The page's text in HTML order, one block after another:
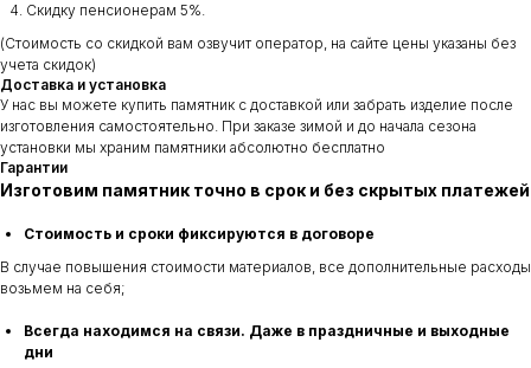
Скидку пенсионерам 5%.
(Стоимость со скидкой вам озвучит оператор, на сайте цены указаны без
учета скидок)
Доставка и установка
У нас вы можете купить памятник с доставкой или забрать изделие после
изготовления самостоятельно. При заказе зимой и до начала сезона
установки мы храним памятники абсолютно бесплатно
Гарантии
Изготовим памятник точно в срок и без скрытых платежей
Стоимость и сроки фиксируются в договоре
В случае повышения стоимости материалов, все дополнительные расходы
возьмем на себя;
Всегда находимся на связи. Даже в праздничные и выходные
дни